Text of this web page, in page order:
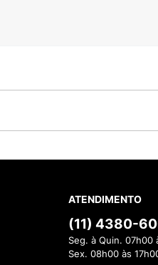
ATENDIMENTO
(11) 4380-
Seg. à Quin. 07h00
Sex. 08h00 às